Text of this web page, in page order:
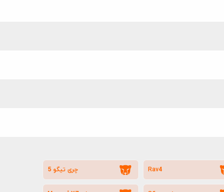
Rav4 چری تیگو 5